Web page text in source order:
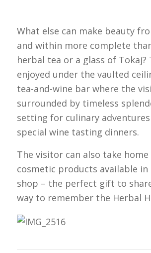
What else can make beauty
and within more complete
herbal tea or a glass of Tokaj?
enjoyed under the vaulted
tea-and-wine bar where the
surrounded by timeless
setting for culinary
special wine tasting dinners.
The visitor can also take
cosmetic products available
shop – the perfect gift to
way to remember the Herbal